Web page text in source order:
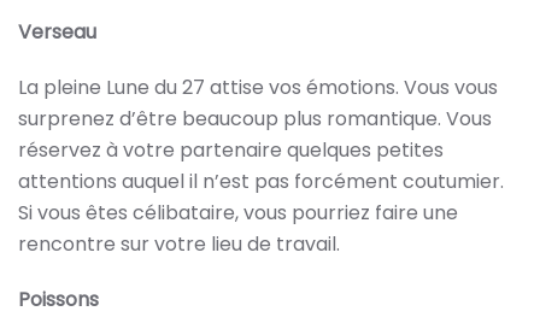
Verseau
La pleine Lune du 27 attise vos émotions. Vous vous
surprenez d’être beaucoup plus romantique. Vous
réservez à votre partenaire quelques petites
attentions auquel il n’est pas forcément coutumier.
Si vous êtes célibataire, vous pourriez faire une
rencontre sur votre lieu de travail.
Poissons